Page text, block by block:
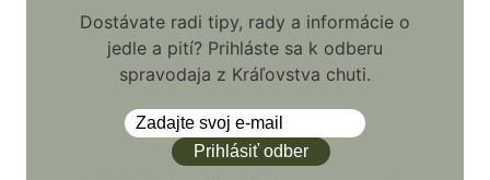
Dostávate radi tipy, rady a informácie o
jedle a pití? Prihláste sa k odberu
spravodaja z Kráľovstva chuti.